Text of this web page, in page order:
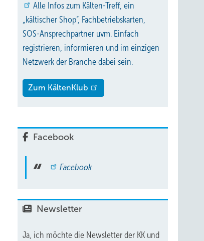
Alle Infos zum Kälten-Treff, ein
„kältischer Shop“, Fachbetriebskarten,
SOS-Ansprechpartner uvm. Einfach
registrieren, informieren und im einzigen
Netzwerk der Branche dabei sein.
Zum KältenKlub
Facebook
Facebook
Newsletter
Ja, ich möchte die Newsletter der KK und